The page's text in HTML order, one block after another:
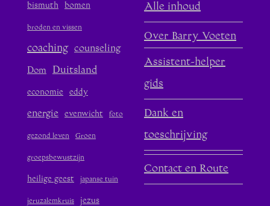
bismuth bomen
broden en vissen
coaching counseling
Dom Duitsland
economie eddy
energie evenwicht foto
gezond leven Groen
groepsbewustzijn
heilige geest japanse tuin
jeruzalemkruis jezus
Alle inhoud
Over Barry Voeten
Assistent-helper
gids
Dank en
toeschrijving
Contact en Route